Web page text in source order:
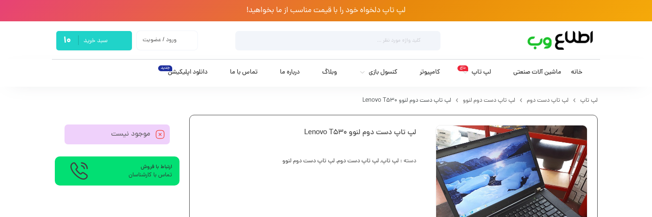
لپ تاپ دلخواه خود را با قیمت مناسب از ما بخواهید!
ورود / عضویت سبد خرید 10
خانه ماشین آلات صنعتی لپ تاپ داغ کامپیوتر کنسول بازی وبلاگ درباره ما تماس با ما دانلود اپلیکیشنجدید
لپ تاپ لپ تاپ دست دوم لپ تاپ دست دوم لنوو لپ تاپ دست دوم لنوو Lenovo T530
لپ تاپ دست دوم لنوو Lenovo T530
دسته : لپ تاپ,لپ تاپ دست دوم,لپ تاپ دست دوم لنوو
موجود نیست
ارتباط با فروش
تماس با کارشناسان